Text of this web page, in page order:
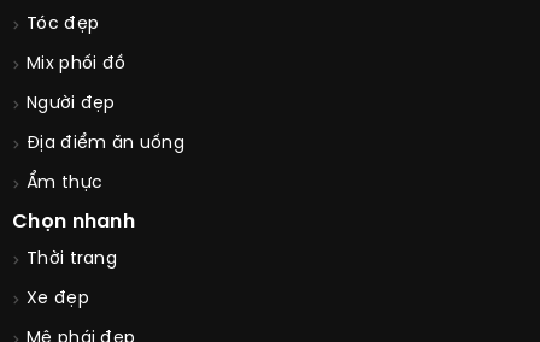
Tóc đẹp
Mix phối đồ
Người đẹp
Địa điểm ăn uống
Ẩm thực
Chọn nhanh
Thời trang
Xe đẹp